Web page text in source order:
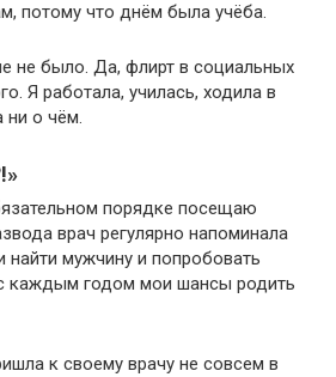
потому что днём была учёба.
не было. Да, флирт в социальных
Я работала, училась, ходила в
ни о чём.
порядке посещаю
врач регулярно напоминала
мужчину и попробовать
каждым годом мои шансы родить
к своему врачу не совсем в